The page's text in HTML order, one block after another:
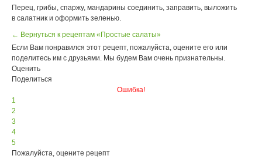
Перец, грибы, спаржу, мандарины соединить, заправить, выложить
в салатник и оформить зеленью.
← Вернуться к рецептам «Простые салаты»
Если Вам понравился этот рецепт, пожалуйста, оцените его или
поделитесь им с друзьями. Мы будем Вам очень признательны.
Оценить
Поделиться
Ошибка!
1
2
3
4
5
Пожалуйста, оцените рецепт